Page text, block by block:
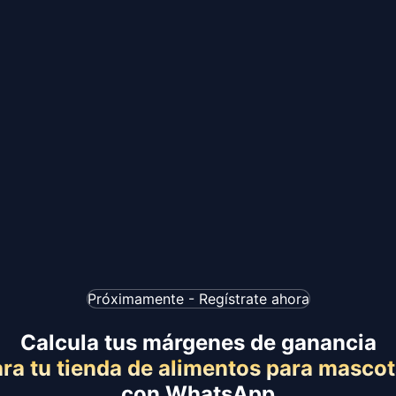
Próximamente - Regístrate ahora
Calcula tus márgenes de ganancia
tu tienda de alimentos para